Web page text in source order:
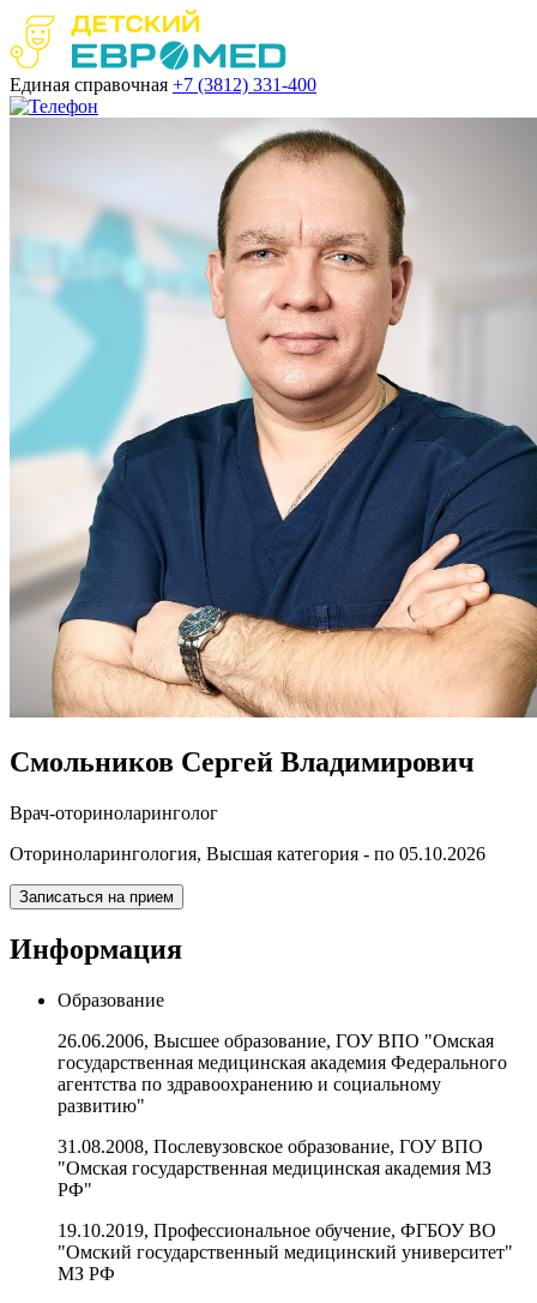
Единая справочная +7 (3812) 331-400
Смольников Сергей Владимирович
Врач-оториноларинголог
Оториноларингология, Высшая категория - по 05.10.2026
Записаться на прием
Информация
Образование
26.06.2006, Высшее образование, ГОУ ВПО "Омская
государственная медицинская академия Федерального
агентства по здравоохранению и социальному
развитию"
31.08.2008, Послевузовское образование, ГОУ ВПО
"Омская государственная медицинская академия МЗ
РФ"
19.10.2019, Профессиональное обучение, ФГБОУ ВО
"Омский государственный медицинский университет"
МЗ РФ